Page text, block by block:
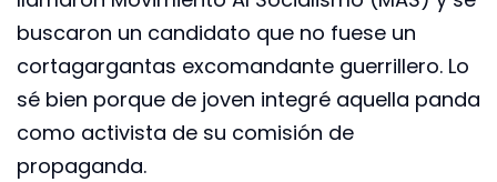
buscaron un candidato que no fuese un
cortagargantas excomandante guerrillero. Lo
sé bien porque de joven integré aquella panda
como activista de su comisión de
propaganda.